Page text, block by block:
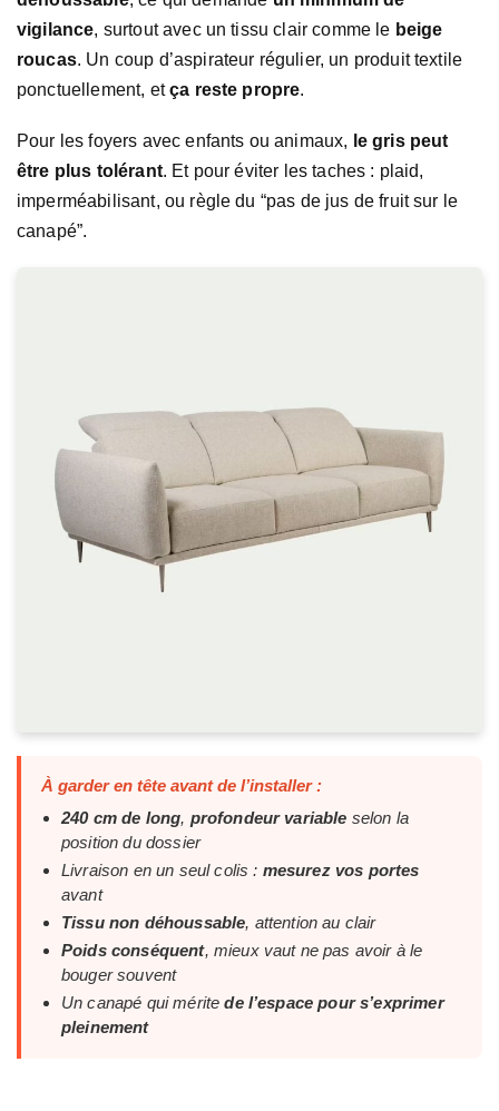
vigilance, surtout avec un tissu clair comme le beige
roucas. Un coup d’aspirateur régulier, un produit textile
ponctuellement, etça reste propre.
Pour les foyers avec enfants ou animaux, le gris peut
être plus tolérant. Et pour éviter les taches : plaid,
imperméabilisant, ou règle du “pas de jus de fruit sur le
canapé”.
À garder en tête avant de l’installer :
240 cm de long, profondeur variable selon la
position du dossier
Livraison en un seul colis : mesurez vos portes
avant
Tissu non déhoussable, attention au clair
Poids conséquent, mieux vaut ne pas avoir à le
bouger souvent
Un canapé qui méritede l’espace pour s’exprimer
pleinement